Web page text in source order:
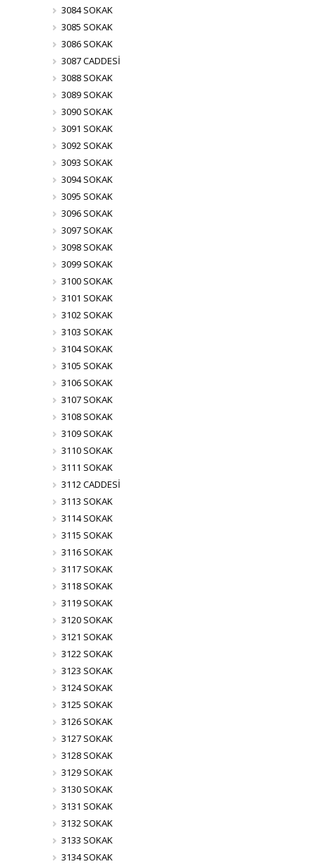
3084 SOKAK
3085 SOKAK
3086 SOKAK
3087 CADDESİ
3088 SOKAK
3089 SOKAK
3090 SOKAK
3091 SOKAK
3092 SOKAK
3093 SOKAK
3094 SOKAK
3095 SOKAK
3096 SOKAK
3097 SOKAK
3098 SOKAK
3099 SOKAK
3100 SOKAK
3101 SOKAK
3102 SOKAK
3103 SOKAK
3104 SOKAK
3105 SOKAK
3106 SOKAK
3107 SOKAK
3108 SOKAK
3109 SOKAK
3110 SOKAK
3111 SOKAK
3112 CADDESİ
3113 SOKAK
3114 SOKAK
3115 SOKAK
3116 SOKAK
3117 SOKAK
3118 SOKAK
3119 SOKAK
3120 SOKAK
3121 SOKAK
3122 SOKAK
3123 SOKAK
3124 SOKAK
3125 SOKAK
3126 SOKAK
3127 SOKAK
3128 SOKAK
3129 SOKAK
3130 SOKAK
3131 SOKAK
3132 SOKAK
3133 SOKAK
3134 SOKAK